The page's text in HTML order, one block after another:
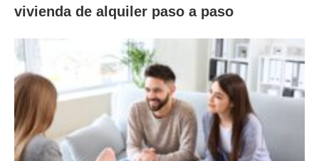
vivienda de alquiler paso a paso